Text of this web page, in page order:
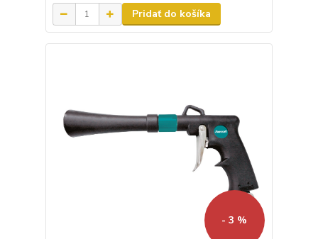
Pridať do košíka
- 3 %